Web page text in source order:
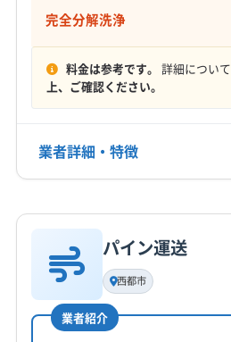
(鹿児島県) 曽於郡大崎町
(鹿児島
(鹿児島県) 霧島市
定休日
電話番号
非公開
公式サイトなし
完全分解洗浄
料金は参考です。 詳細について
上、ご確認ください。
業者詳細・特徴
基本情報
代表者名
河内玲
所在地
パイン運送
西都市
業者紹介